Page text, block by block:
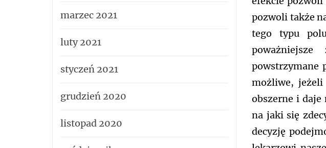
pozwoli także
tego typu
powstrzymane
możliwe, jeżeli
obszerne i daje
na jaki się
decyzję
marzec 2021
luty 2021
styczeń 2021
grudzień 2020
listopad 2020